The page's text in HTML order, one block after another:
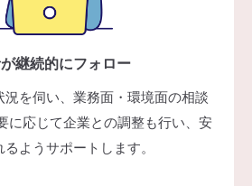
継続的にフォロー
況を伺い、業務面・環境面の相談
に応じて企業との調整も行い、安
ようサポートします。